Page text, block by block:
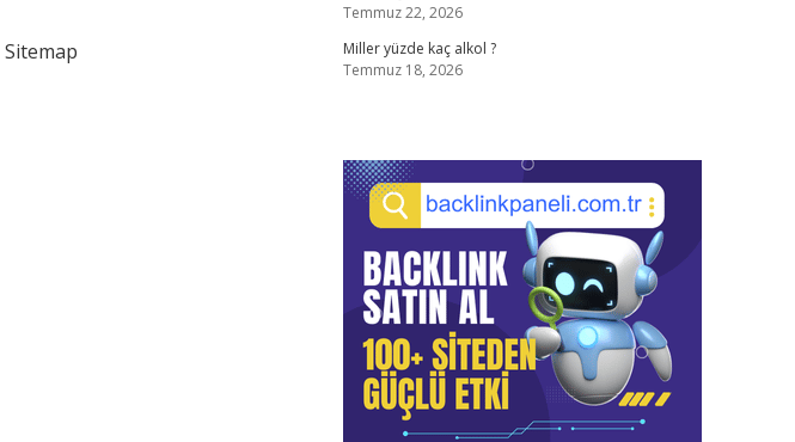
Sitemap
Temmuz 22, 2026
Miller yüzde kaç alkol ?
Temmuz 18, 2026